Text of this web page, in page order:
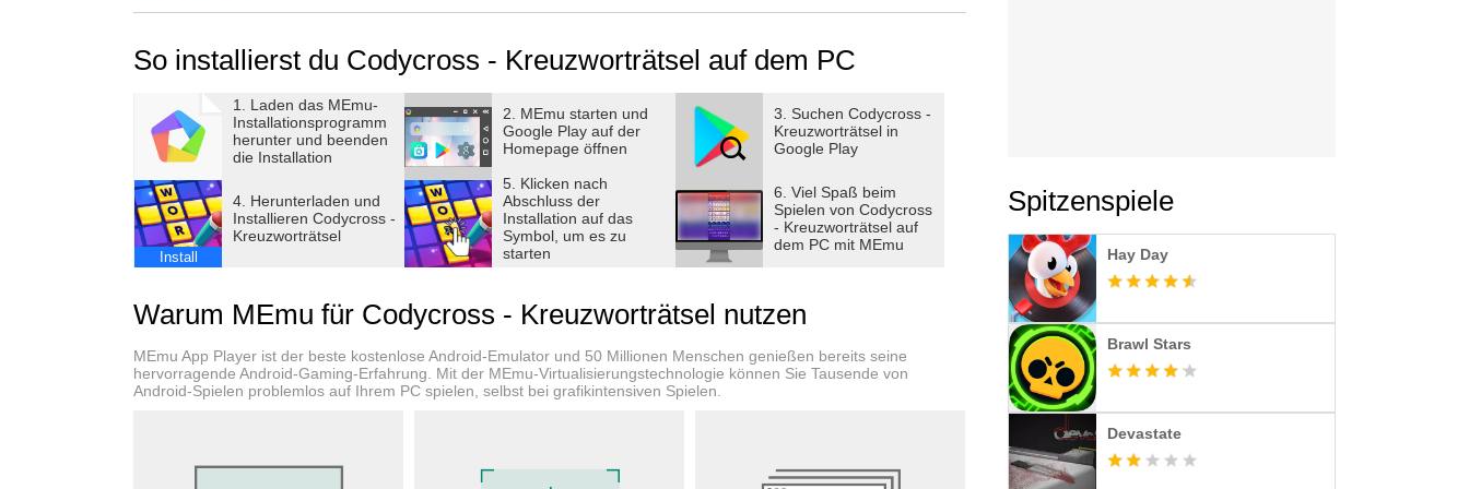
Du löst gerne Kreuzworträtsel, aber dein Handy hat wenig Speicherplatz, spiele CodyCross! Für alle, die
Crossword oder Anagramm ähneln. Spannende Erwachsenenspiele, bei denen Wörter bilden aus
Buchstaben das Ziel ist. Wer Gelegenheitsspiele kostenlos genießen möchte und Freude an jeder Art
Kreuzworträtsel hat, wird unsere Daily Puzzles lieben. Jedes Kreuzworträtsel ist anders, die
Kreuzworträtsel-Lösungen variieren, so macht jedes Wörter-Rätsel Spaß.
Herausfordernde Kreuzworträtsel
Denkspiele für Erwachsene wie Worträtsel vertreiben die Zeit. Wörter suchen macht Spaß und Neues
einem Crossword ist dein Allgemeinwissen gefragt, bei einem Anagramm musst du knobeln. CodyCross
Anagramm sollte unsere Wörter-Rätsel mal ausprobieren. Kreuzworträtsel sind Geschicklichkeitsspiele fürs
Gehirn!
Wer Rätsel-Spiele kostenlos, deutsch, leicht oder schwierig will, ist bei unserem Crossword Puzzle richtig.
So installierst du Codycross - Kreuzworträtsel auf dem PC
1. Laden das MEmu-
Installationsprogramm
herunter und beenden
die Installation
2. MEmu starten und
Google Play auf der
Homepage öffnen
3. Suchen Codycross -
Kreuzworträtsel in
Google Play
Install
4. Herunterladen und
Installieren Codycross -
Kreuzworträtsel
5. Klicken nach
Abschluss der
Installation auf das
Symbol, um es zu
starten
6. Viel Spaß beim
Spielen von Codycross
- Kreuzworträtsel auf
dem PC mit MEmu
Warum MEmu für Codycross - Kreuzworträtsel nutzen
MEmu App Player ist der beste kostenlose Android-Emulator und 50 Millionen Menschen genießen bereits seine
hervorragende Android-Gaming-Erfahrung. Mit der MEmu-Virtualisierungstechnologie können Sie Tausende von
Android-Spielen problemlos auf Ihrem PC spielen, selbst bei grafikintensiven Spielen.
Spitzenspiele
Hay Day
Brawl Stars
Devastate